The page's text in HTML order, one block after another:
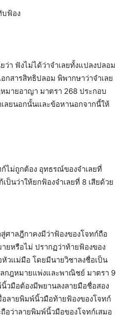
บฟ้อง
า ฟังไม่ได้ว่าจำเลยทั้งแปลงปลอม
อกสารสิทธิปลอม พิพากษาว่าจำเลย
มายอาญา มาตรา 268 ประกอบ
ลยนอกนั้นและข้อหานอกจากนี้ให้
ไม่ถูกต้อง อุทธรณ์ของจำเลยที่
ป็นว่าให้ยกฟ้องจำเลยที่ 8 เสียด้วย
าลฎีกาคงมีว่าฟ้องของโจทก์ถือ
ยหรือไม่ ปรากฏว่าท้ายฟ้องของ
วแม่มือ โดยมีนายวิชาลงชื่อเป็น
กฎหมายแพ่งและพาณิชย์ มาตรา 9
วมือต้องมีพยานลงลายมือชื่อสอง
อลายพิมพ์นิ้วมือท้ายฟ้องของโจทก์
อว่าลายพิมพ์นิ้วมือของโจทก์เสมอ